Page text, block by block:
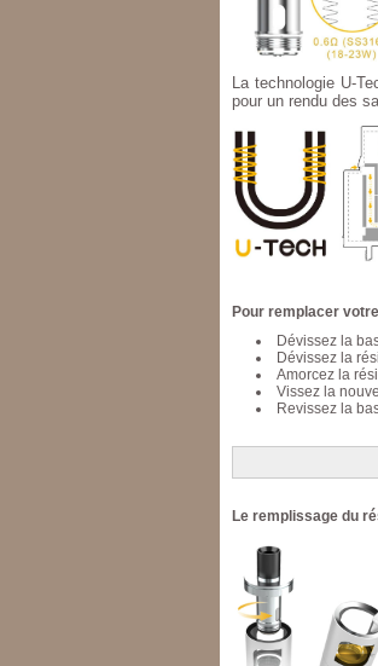
La technologie U-
pour un rendu des
Pour remplacer
Dévissez la
Dévissez la
Amorcez la
Vissez la
Revissez la
Le remplissage du